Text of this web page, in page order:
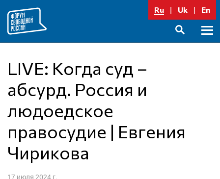
содержимому
Ru Uk En
LIVE: Когда суд –
абсурд. Россия и
людоедское
правосудие | Евгения
Чирикова
17 июля 2024 г.